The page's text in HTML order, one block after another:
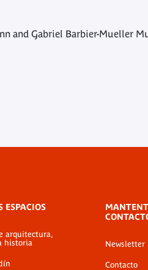
and Gabriel Barbier-Mueller
ESPACIOS
arquitectura,
historia
Newsletter
Contacto